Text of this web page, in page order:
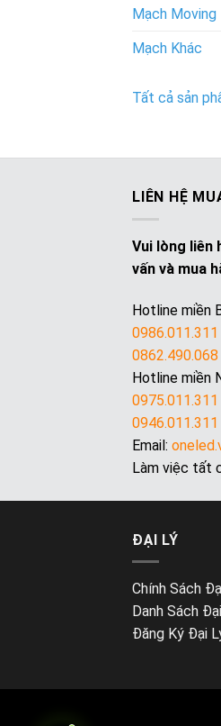
Mạch Moving
Mạch Khác
Tất cả sản
LIÊN HỆ
Vui lòng liên
vấn và mua
Hotline miền
0986.011.311
0862.490.068
Hotline miền
0975.011.311
0946.011.311
Email:
Làm việc tất
ĐẠI LÝ
Chính Sách
Danh Sách
Đăng Ký Đại